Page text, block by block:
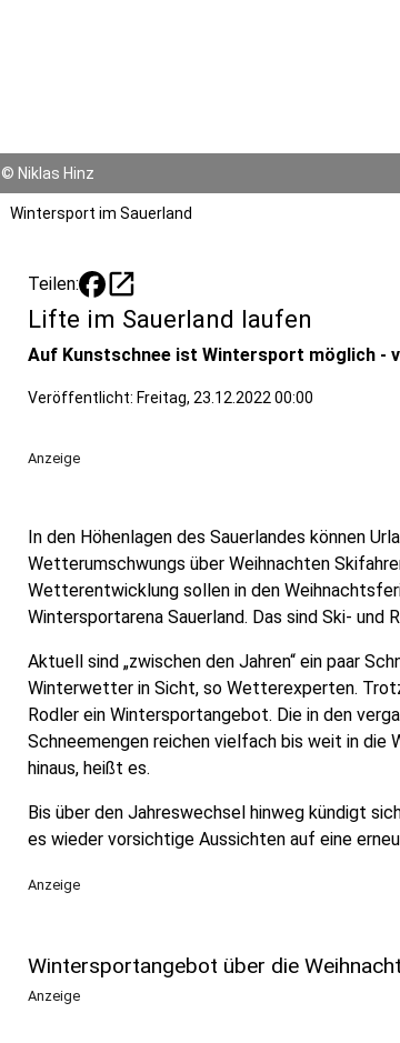
© Niklas Hinz
Wintersport im Sauerland
Teilen: open_in_new
Lifte im Sauerland laufen
Auf Kunstschnee ist Wintersport möglich -
Veröffentlicht: Freitag, 23.12.2022 00:00
Anzeige
In den Höhenlagen des Sauerlandes können
Wetterumschwungs über Weihnachten
Wetterentwicklung sollen in den
Wintersportarena Sauerland. Das sind Ski- und
Aktuell sind „zwischen den Jahren“ ein paar
Winterwetter in Sicht, so Wetterexperten.
Rodler ein Wintersportangebot. Die in den
Schneemengen reichen vielfach bis weit in die
hinaus, heißt es.
Bis über den Jahreswechsel hinweg kündigt
es wieder vorsichtige Aussichten auf eine
Anzeige
Wintersportangebot über die
Anzeige